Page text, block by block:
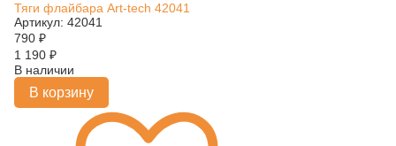
Тяги флайбара Art-tech 42041
Артикул: 42041
790 ₽
1 190 ₽
В наличии
В корзину